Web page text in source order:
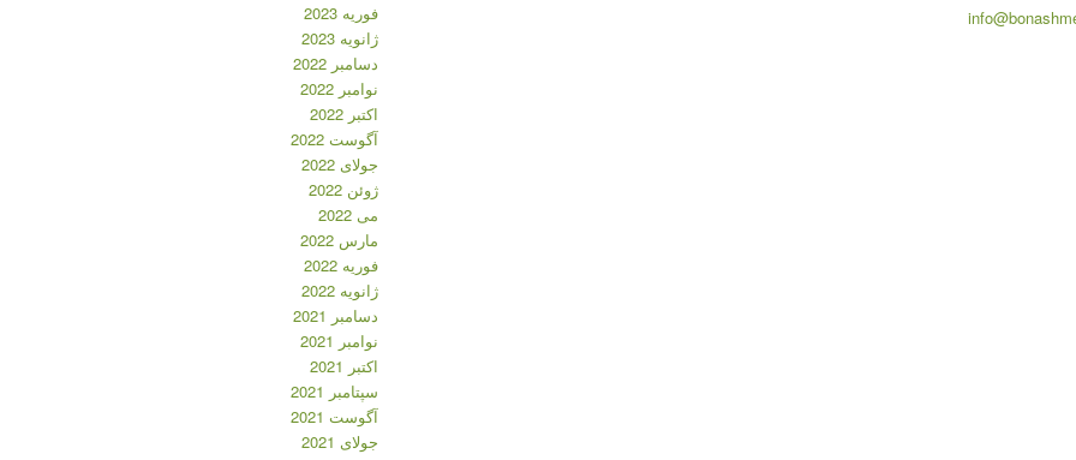
فوریه 2023
ژانویه 2023
دسامبر 2022
نوامبر 2022
اکتبر 2022
آگوست 2022
جولای 2022
ژوئن 2022
می 2022
مارس 2022
فوریه 2022
ژانویه 2022
دسامبر 2021
نوامبر 2021
اکتبر 2021
سپتامبر 2021
آگوست 2021
جولای 2021